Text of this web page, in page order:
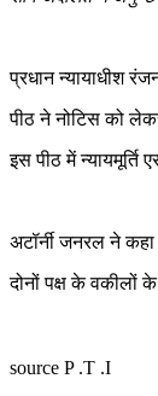
प्रधान न्यायाधीश
पीठ ने नोटिस को
इस पीठ में न्यायमूर्ति
अटॉर्नी जनरल ने
दोनों पक्ष के वकीलों
source P .T .I